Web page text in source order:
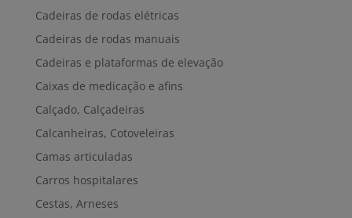
Cadeiras de rodas elétricas
Cadeiras de rodas manuais
Cadeiras e plataformas de elevação
Caixas de medicação e afins
Calçado, Calçadeiras
Calcanheiras, Cotoveleiras
Camas articuladas
Carros hospitalares
Cestas, Arneses